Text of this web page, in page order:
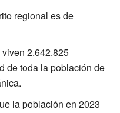
regional es de
2.642.825
de toda la población de
la población en 2023